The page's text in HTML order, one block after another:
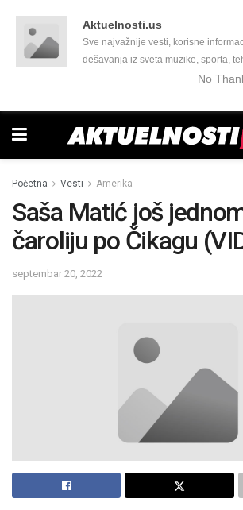
Aktuelnosti.us
Sve najvažnije vesti, korisne
dešavanja iz sveta muzike, sporta,
još mnogo toga zanimljivog.No
Početna Vesti Amerika
Saša Matić još
čaroliju po Čikagu
septembar 20, 2022